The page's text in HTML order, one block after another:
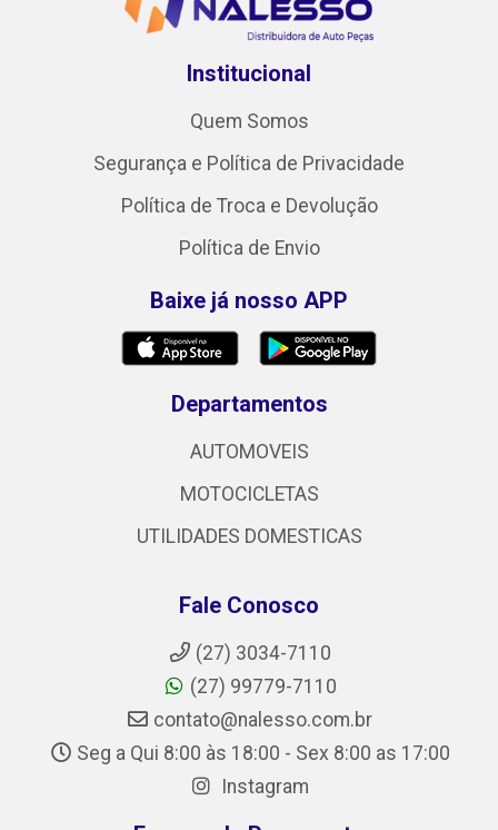
Institucional
Quem Somos
Segurança e Política de Privacidade
Política de Troca e Devolução
Política de Envio
Baixe já nosso APP
Departamentos
AUTOMOVEIS
MOTOCICLETAS
UTILIDADES DOMESTICAS
Fale Conosco
(27) 3034-7110
(27) 99779-7110
contato@nalesso.com.br
Seg a Qui 8:00 às 18:00 - Sex 8:00 as 17:00
Instagram